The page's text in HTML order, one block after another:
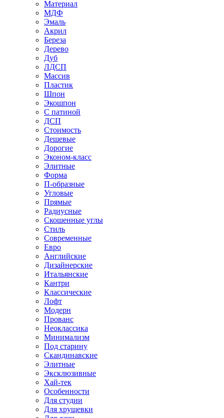
Материал
МДФ
Эмаль
Акрил
Береза
Дерево
Дуб
ЛДСП
Массив
Пластик
Шпон
Экошпон
С патиной
ДСП
Стоимость
Дешевые
Дорогие
Эконом-класс
Элитные
Форма
П-образные
Угловые
Прямые
Радиусные
Скошенные углы
Стиль
Современные
Евро
Английские
Дизайнерские
Итальянские
Кантри
Классические
Лофт
Модерн
Прованс
Неоклассика
Минимализм
Под старину
Скандинавские
Элитные
Эксклюзивные
Хай-тек
Особенности
Для студии
Для хрущевки